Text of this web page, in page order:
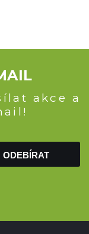
akce a
ODEBÍRAT